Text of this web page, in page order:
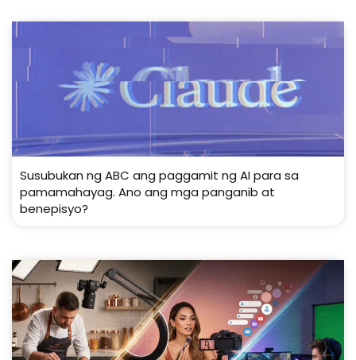
Susubukan ng ABC ang paggamit ng AI para sa
pamamahayag. Ano ang mga panganib at
benepisyo?